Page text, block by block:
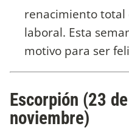
renacimiento total
laboral. Esta
motivo para ser
Escorpión (23
noviembre)